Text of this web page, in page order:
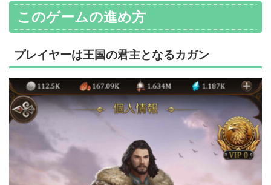
このゲームの進め方
プレイヤーは王国の君主となるカガン